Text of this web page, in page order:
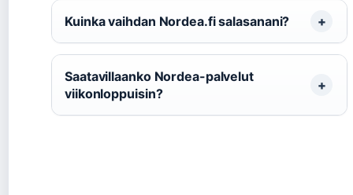
Kuinka vaihdan Nordea.fi salasanani?
Saatavillaanko Nordea-palvelut
viikonloppuisin?